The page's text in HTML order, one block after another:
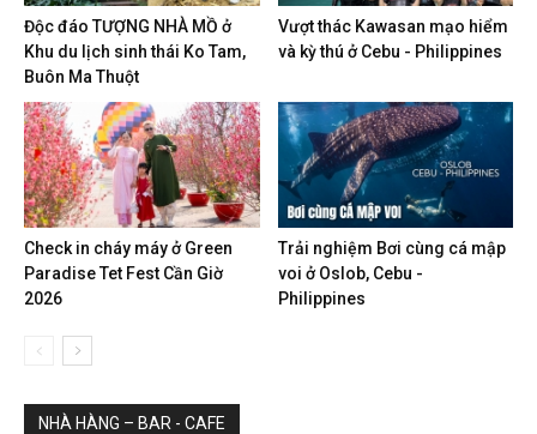
Độc đáo TƯỢNG NHÀ MỒ ở
Khu du lịch sinh thái Ko Tam,
Buôn Ma Thuột
Vượt thác Kawasan mạo hiểm
và kỳ thú ở Cebu - Philippines
Check in cháy máy ở Green
Paradise Tet Fest Cần Giờ
2026
Trải nghiệm Bơi cùng cá mập
voi ở Oslob, Cebu -
Philippines
NHÀ HÀNG – BAR - CAFE